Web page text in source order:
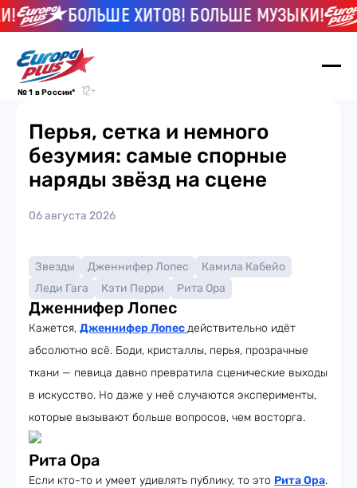
БОЛЬШЕ ХИТОВ! БОЛЬШЕ МУЗЫКИ!
№ 1 в России*
Перья, сетка и немного
безумия: самые спорные
наряды звёзд на сцене
06 августа 2026
Звезды Дженнифер Лопес
Камила Кабейо
Леди Гага
Кэти Перри Рита Ора
Дженнифер Лопес
Кажется, Дженнифер Лопесдействительно идёт
абсолютно всё. Боди, кристаллы, перья, прозрачные
ткани — певица давно превратила сценические выходы
в искусство. Но даже у неё случаются эксперименты,
которые вызывают больше вопросов, чем восторга.
Рита Ора
Если кто-то и умеет удивлять публику, то это Рита Ора.